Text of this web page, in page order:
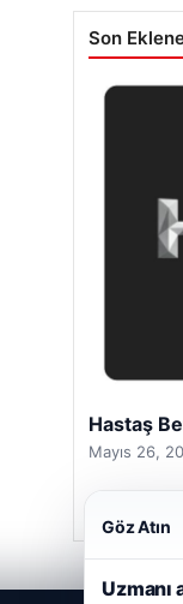
Son
Hastaş
Mayıs 26,
Göz Atın
Uzmanı